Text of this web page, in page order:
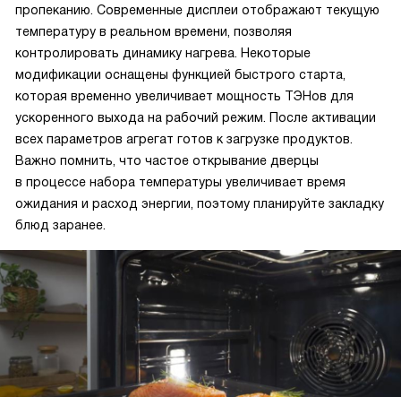
пропеканию. Современные дисплеи отображают текущую
температуру в реальном времени, позволяя
контролировать динамику нагрева. Некоторые
модификации оснащены функцией быстрого старта,
которая временно увеличивает мощность ТЭНов для
ускоренного выхода на рабочий режим. После активации
всех параметров агрегат готов к загрузке продуктов.
Важно помнить, что частое открывание дверцы
в процессе набора температуры увеличивает время
ожидания и расход энергии, поэтому планируйте закладку
блюд заранее.